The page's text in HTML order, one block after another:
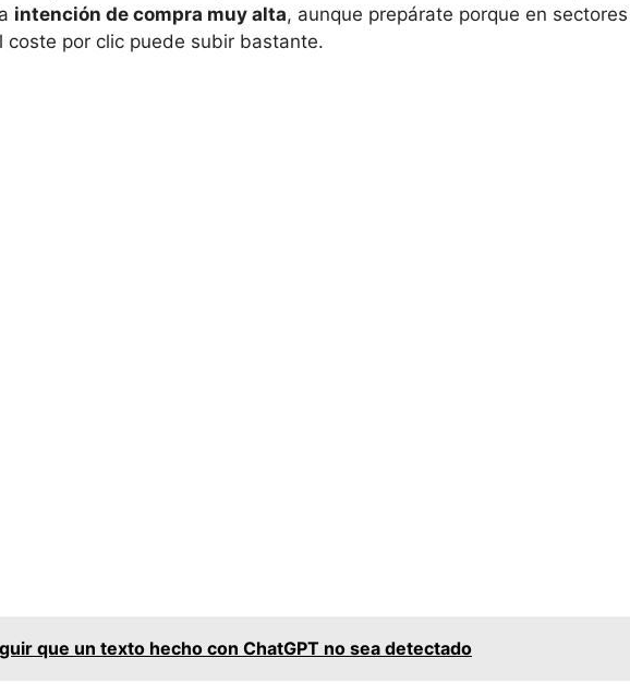
intención de compra muy alta, aunque prepárate porque en sectores
coste por clic puede subir bastante.
que un texto hecho con ChatGPT no sea detectado